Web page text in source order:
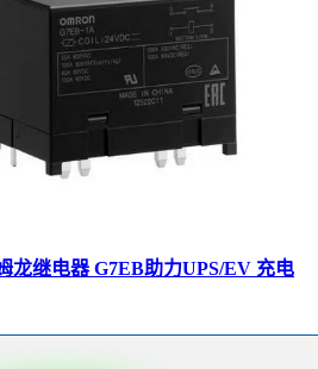
龙继电器 G7EB助力UPS/EV 充电